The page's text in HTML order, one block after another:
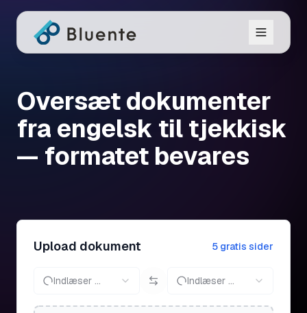
Oversæt dokumenter
fra engelsk til tjekkisk
— formatet bevares
Upload dokument 5 gratis sider
Indlæser ... Indlæser ...